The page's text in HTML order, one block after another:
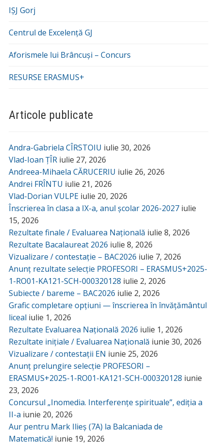
IȘJ Gorj
Centrul de Excelență GJ
Aforismele lui Brâncuși – Concurs
RESURSE ERASMUS+
Articole publicate
Andra-Gabriela CÎRSTOIU iulie 30, 2026
Vlad-Ioan ȚÎR iulie 27, 2026
Andreea-Mihaela CĂRUCERIU iulie 26, 2026
Andrei FRÎNTU iulie 21, 2026
Vlad-Dorian VULPE iulie 20, 2026
Înscrierea în clasa a IX-a, anul școlar 2026-2027 iulie
15, 2026
Rezultate finale / Evaluarea Națională iulie 8, 2026
Rezultate Bacalaureat 2026 iulie 8, 2026
Vizualizare / contestație – BAC2026 iulie 7, 2026
Anunț rezultate selecție PROFESORI – ERASMUS+2025-
1-RO01-KA121-SCH-000320128 iulie 2, 2026
Subiecte / bareme – BAC2026 iulie 2, 2026
Grafic completare opțiuni — înscrierea în învățământul
liceal iulie 1, 2026
Rezultate Evaluarea Națională 2026 iulie 1, 2026
Rezultate inițiale / Evaluarea Națională iunie 30, 2026
Vizualizare / contestații EN iunie 25, 2026
Anunț prelungire selecție PROFESORI –
ERASMUS+2025-1-RO01-KA121-SCH-000320128 iunie
23, 2026
Concursul „Inomedia. Interferențe spirituale”, ediția a
II-a iunie 20, 2026
Aur pentru Mark Ilieș (7A) la Balcaniada de
Matematică! iunie 19, 2026